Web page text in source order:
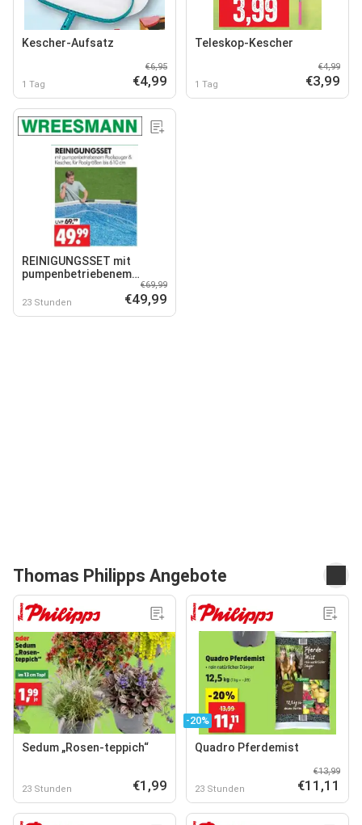
Kescher-Aufsatz
1 Tag
€6,95
€4,99
Teleskop-Kescher
1 Tag
€4,99
€3,99
REINIGUNGSSET mit
pumpenbetriebenem
Poolsauger & Kescher
23 Stunden
€69,99
€49,99
Thomas Philipps Angebote
Sedum „Rosen-teppich“
23 Stunden €1,99
-20%
Quadro Pferdemist
23 Stunden
€13,99
€11,11